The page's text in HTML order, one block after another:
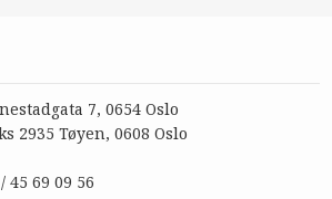
7, 0654 Oslo
2935 Tøyen, 0608 Oslo
45 69 09 56